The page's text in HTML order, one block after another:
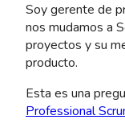
Soy gerente de
nos mudamos a
proyectos y su
producto.
Esta es una
Professional